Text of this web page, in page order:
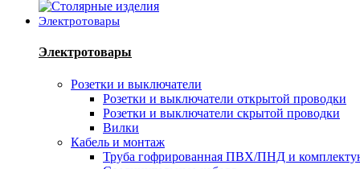
Электротовары
Электротовары
Розетки и выключатели
Розетки и выключатели открытой проводки
Розетки и выключатели скрытой проводки
Вилки
Кабель и монтаж
Труба гофрированная ПВХ/ПНД и